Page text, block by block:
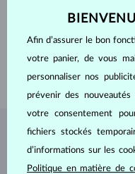
LARGEUR 2.00
POIDS 2.15 g
BIJOUX DE
Afin d’assurer le bon
votre panier, de vous
personnaliser nos
prévenir des
votre consentement
fichiers stockés
d’informations sur les
Politique en matière de